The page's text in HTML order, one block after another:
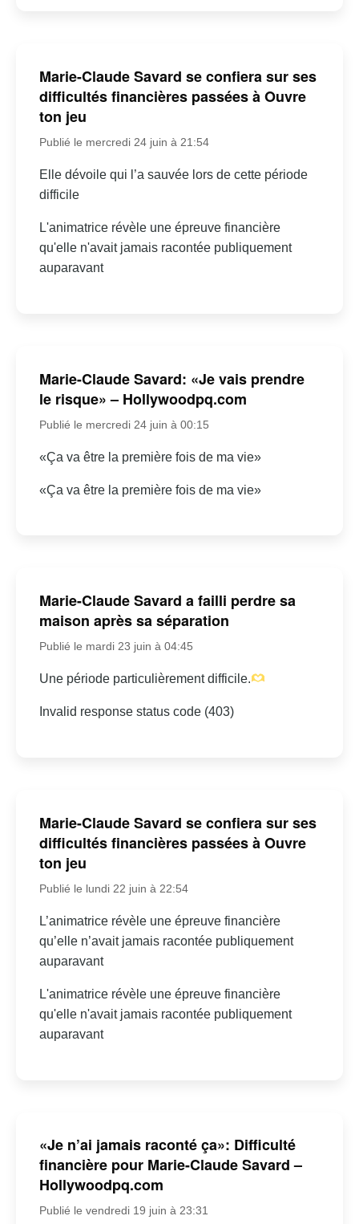
Marie-Claude Savard se confiera sur ses
difficultés financières passées à Ouvre
ton jeu
Publié le mercredi 24 juin à 21:54
Elle dévoile qui l’a sauvée lors de cette période
difficile
L'animatrice révèle une épreuve financière
qu'elle n'avait jamais racontée publiquement
auparavant
Marie-Claude Savard: «Je vais prendre
le risque» – Hollywoodpq.com
Publié le mercredi 24 juin à 00:15
«Ça va être la première fois de ma vie»
«Ça va être la première fois de ma vie»
Marie-Claude Savard a failli perdre sa
maison après sa séparation
Publié le mardi 23 juin à 04:45
Une période particulièrement difficile.
Invalid response status code (403)
Marie-Claude Savard se confiera sur ses
difficultés financières passées à Ouvre
ton jeu
Publié le lundi 22 juin à 22:54
L’animatrice révèle une épreuve financière
qu’elle n’avait jamais racontée publiquement
auparavant
L'animatrice révèle une épreuve financière
qu'elle n'avait jamais racontée publiquement
auparavant
«Je n’ai jamais raconté ça»: Difficulté
financière pour Marie-Claude Savard –
Hollywoodpq.com
Publié le vendredi 19 juin à 23:31